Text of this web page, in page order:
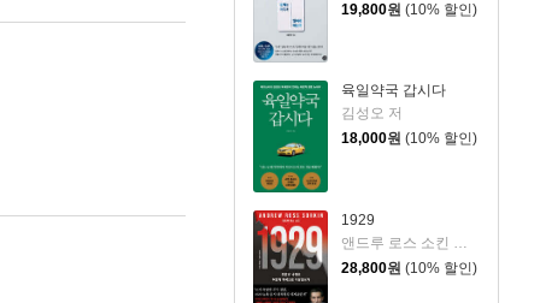
19,800원 (10% 할인)
육일약국 갑시다
김성오 저
18,000원 (10% 할인)
1929
앤드루 로스 소킨 저/조용빈 역/신현호 감수
28,800원 (10% 할인)